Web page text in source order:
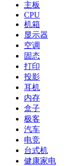
主板
CPU
机箱
显示器
空调
固态
打印
投影
耳机
内存
盒子
极客
汽车
电竞
台式机
健康家电